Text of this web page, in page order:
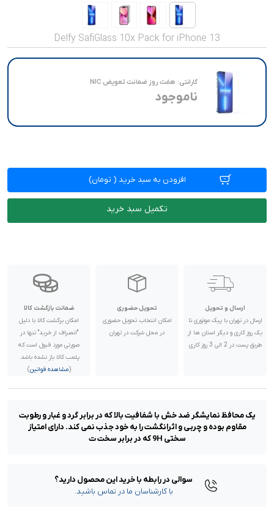
Delfy SafiGlass 10x Pack for iPhone 13
گارانتی: هفت روز ضمانت تعویض NIC
ناموجود
افزودن به سبد خرید ( تومان)
تکمیل سبد خرید
ارسال و تحویل
ارسال در تهران با پیک موتوری تا
یک روز کاری و دیگر استان ها از
طریق پست در 2 الی 3 روز کاری
تحویل حضوری
امکان انتخاب تحویل حضوری
در محل شرکت در تهران
ضمانت بازگشت کالا
امکان برگشت کالا با دلیل
"انصراف از خرید" تنها در
صورتی مورد قبول است که
پلمب کالا باز نشده باشد.
(مشاهده قوانین)
یک محافظ نمایشگر ضد خش با شفافیت بالا که در برابر گرد و غبار و رطوبت
مقاوم بوده و چربی و اثرانگشت را به خود جذب نمی کند. دارای امتیاز
سختی 9H که در برابر سخت ت
سوالی در رابطه با خرید این محصول دارید؟
با کارشناسان ما در تماس باشید.